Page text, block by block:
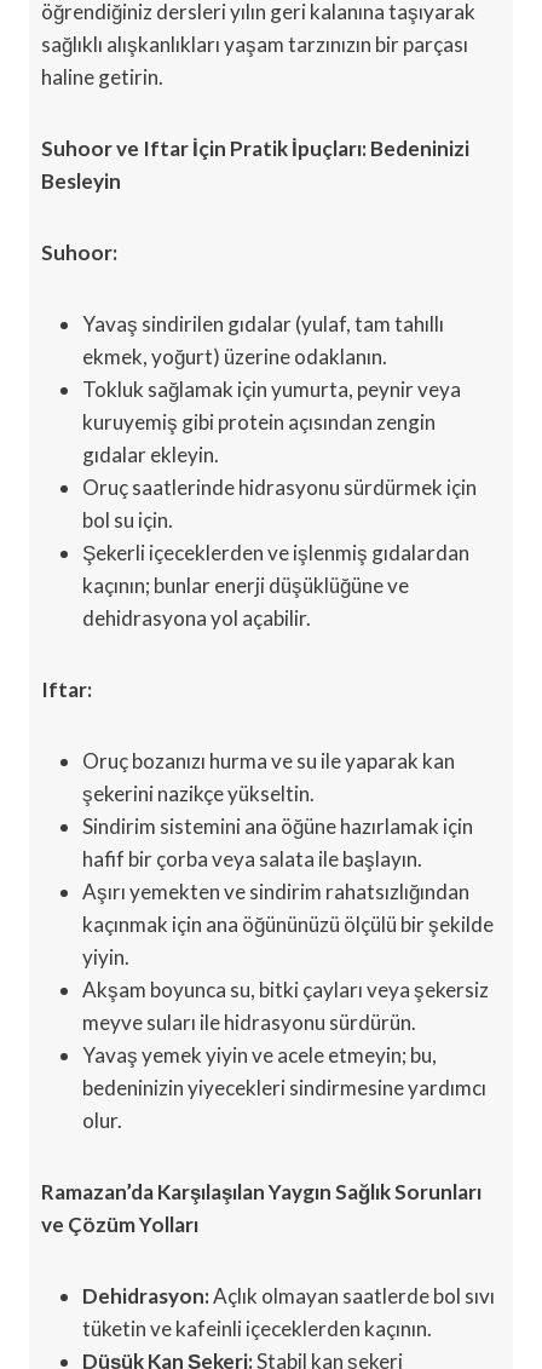
öğrendiğiniz dersleri yılın geri kalanına taşıyarak
sağlıklı alışkanlıkları yaşam tarzınızın bir parçası
haline getirin.
Suhoor ve Iftar İçin Pratik İpuçları: Bedeninizi
Besleyin
Suhoor:
Yavaş sindirilen gıdalar (yulaf, tam tahıllı
ekmek, yoğurt) üzerine odaklanın.
Tokluk sağlamak için yumurta, peynir veya
kuruyemiş gibi protein açısından zengin
gıdalar ekleyin.
Oruç saatlerinde hidrasyonu sürdürmek için
bol su için.
Şekerli içeceklerden ve işlenmiş gıdalardan
kaçının; bunlar enerji düşüklüğüne ve
dehidrasyona yol açabilir.
Iftar:
Oruç bozanızı hurma ve su ile yaparak kan
şekerini nazikçe yükseltin.
Sindirim sistemini ana öğüne hazırlamak için
hafif bir çorba veya salata ile başlayın.
Aşırı yemekten ve sindirim rahatsızlığından
kaçınmak için ana öğününüzü ölçülü bir şekilde
yiyin.
Akşam boyunca su, bitki çayları veya şekersiz
meyve suları ile hidrasyonu sürdürün.
Yavaş yemek yiyin ve acele etmeyin; bu,
bedeninizin yiyecekleri sindirmesine yardımcı
olur.
Ramazan’da Karşılaşılan Yaygın Sağlık Sorunları
ve Çözüm Yolları
Dehidrasyon:Açlık olmayan saatlerde bol sıvı
tüketin ve kafeinli içeceklerden kaçının.
Düşük Kan Şekeri:Stabil kan şekeri